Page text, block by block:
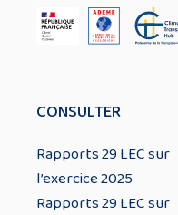
CONSULTER
Rapports 29 LEC sur
l’exercice 2025
Rapports 29 LEC sur